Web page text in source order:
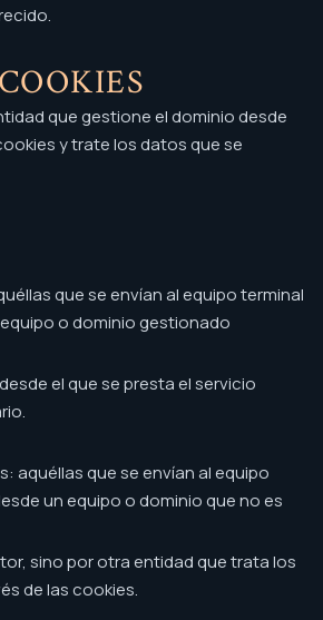
que gestione el dominio desde
y trate los datos que se
que se envían al equipo terminal
o dominio gestionado
el que se presta el servicio
aquéllas que se envían al equipo
un equipo o dominio que no es
sino por otra entidad que trata los
de las cookies.